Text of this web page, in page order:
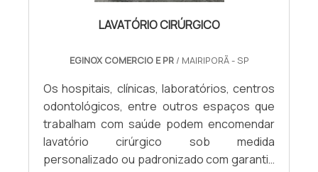
causa de temperaturas baixas ou muito
DISSECÇÃO É REFERÊNCIA NO MERCADO
ATUALCaso seja necessário, a mesa pode
ter rodinhas que facilitam a movimentação.
Neste caso, por questão de segurança, as
rodinhas possuem travas, para que as
mesas permaneçam estáticas quando os
LAVATÓRIO CIRÚRGICO
EGINOX COMERCIO E PR/ MAIRIPORÃ - SP
Os hospitais, clínicas, laboratórios, centros
odontológicos, entre outros espaços que
trabalham com saúde podem encomendar
lavatório cirúrgico sob medida
personalizado ou padronizado com garantia